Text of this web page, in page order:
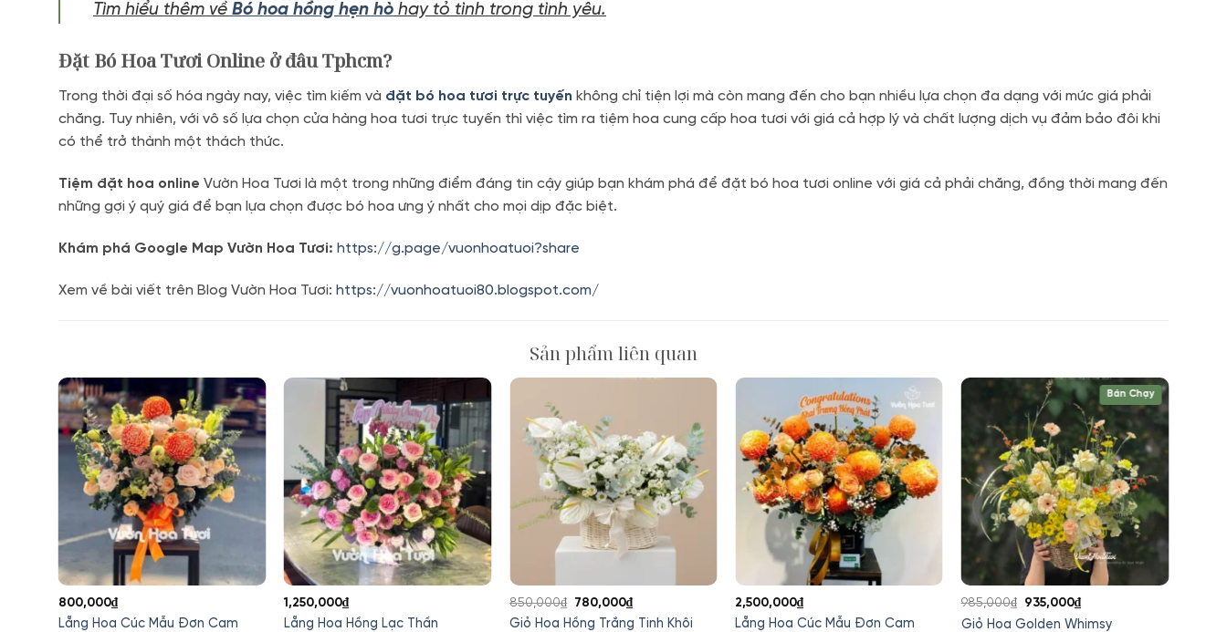
Tìm hiểu thêm về Bó hoa hồng hẹn hò hay tỏ tình trong tình yêu.
Đặt Bó Hoa Tươi Online ở đâu Tphcm?
Trong thời đại số hóa ngày nay, việc tìm kiếm và đặt bó hoa tươi trực tuyến không chỉ tiện lợi mà còn mang đến cho bạn nhiều lựa chọn đa dạng với mức giá phải
chăng. Tuy nhiên, với vô số lựa chọn cửa hàng hoa tươi trực tuyến thì việc tìm ra tiệm hoa cung cấp hoa tươi với giá cả hợp lý và chất lượng dịch vụ đảm bảo đôi khi
có thể trở thành một thách thức.
Tiệm đặt hoa online Vườn Hoa Tươi là một trong những điểm đáng tin cậy giúp bạn khám phá để đặt bó hoa tươi online với giá cả phải chăng, đồng thời mang đến
những gợi ý quý giá để bạn lựa chọn được bó hoa ưng ý nhất cho mọi dịp đặc biệt.
Khám phá Google Map Vườn Hoa Tươi: https://g.page/vuonhoatuoi?share
Xem về bài viết trên Blog Vườn Hoa Tươi: https://vuonhoatuoi80.blogspot.com/
Sản phẩm liên quan
Lẵng Hoa Cúc Mẫu Đơn Cam
800,000₫
Lẵng Hoa Hồng Lạc Thần
1,250,000₫
Giỏ Hoa Hồng Trắng Tinh Khôi
850,000₫ Giá
gốc
780,000₫Giá
hiện
Lẵng Hoa Cúc Mẫu Đơn Cam
2,500,000₫
Bán Chạy
Giỏ Hoa Golden Whimsy
985,000₫
Giá
gốc
935,000₫Giá
hiện